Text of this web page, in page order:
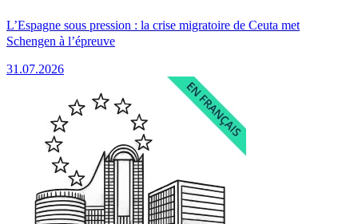
L’Espagne sous pression : la crise migratoire de Ceuta met
Schengen à l’épreuve
31.07.2026